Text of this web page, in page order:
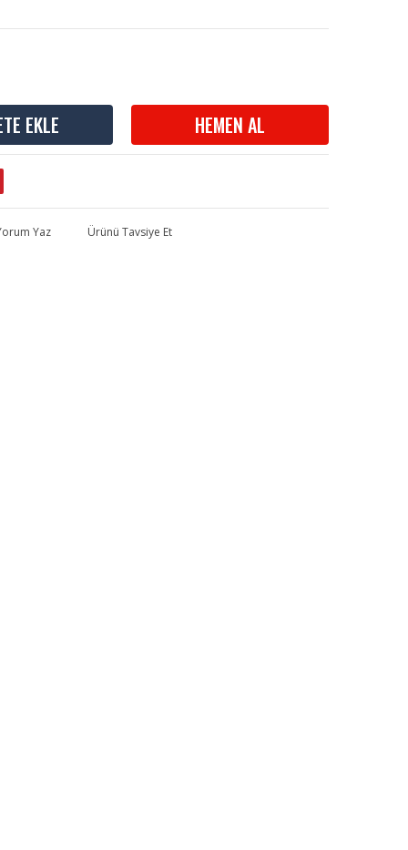
EKLE HEMEN AL
Yaz Ürünü Tavsiye Et